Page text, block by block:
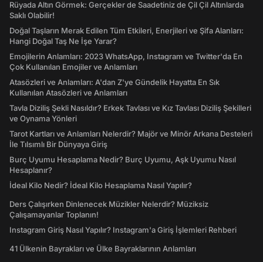
Rüyada Altın Görmek: Gerçekler de Saadetiniz de Çil Çil Altınlarda
Saklı Olabilir!
Doğal Taşların Merak Edilen Tüm Etkileri, Enerjileri ve Şifa Alanları:
Hangi Doğal Taş Ne İşe Yarar?
Emojilerin Anlamları: 2023 WhatsApp, Instagram ve Twitter'da En
Çok Kullanılan Emojiler ve Anlamları
Atasözleri ve Anlamları: A'dan Z'ye Gündelik Hayatta En Sık
Kullanılan Atasözleri ve Anlamları
Tavla Diziliş Şekli Nasıldır? Erkek Tavlası ve Kız Tavlası Diziliş Şekilleri
ve Oynama Yönleri
Tarot Kartları ve Anlamları Nelerdir? Majör ve Minör Arkana Desteleri
İle Tılsımlı Bir Dünyaya Giriş
Burç Uyumu Hesaplama Nedir? Burç Uyumu, Aşk Uyumu Nasıl
Hesaplanır?
İdeal Kilo Nedir? İdeal Kilo Hesaplama Nasıl Yapılır?
Ders Çalışırken Dinlenecek Müzikler Nelerdir? Müziksiz
Çalışamayanlar Toplanın!
Instagram Giriş Nasıl Yapılır? Instagram'a Giriş İşlemleri Rehberi
41 Ülkenin Bayrakları ve Ülke Bayraklarının Anlamları